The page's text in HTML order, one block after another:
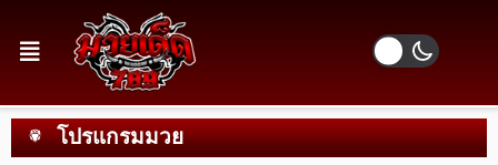
โปรแกรมมวย